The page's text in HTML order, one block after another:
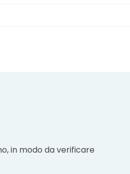
in modo da verificare